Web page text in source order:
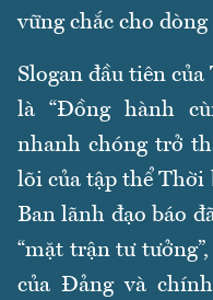
vững chắc cho dòng
Slogan đầu tiên
là “Đồng hành
nhanh chóng trở
lõi của tập thể Thời
Ban lãnh đạo báo
“mặt trận tư
của Đảng và